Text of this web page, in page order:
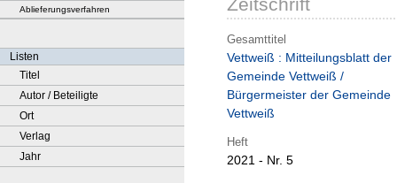
Ablieferungsverfahren
Listen
Titel
Autor / Beteiligte
Ort
Verlag
Jahr
Zeitschrift
Gesamttitel
Vettweiß : Mitteilungsblatt der
Gemeinde Vettweiß /
Bürgermeister der Gemeinde
Vettweiß
Heft
2021 - Nr. 5